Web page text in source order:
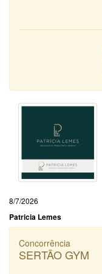
8/7/2026
Patricia Lemes
Concorrência
SERTÃO GYM